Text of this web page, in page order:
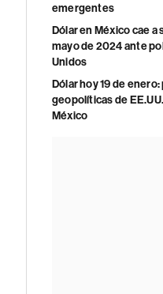
emergentes
Dólar en México cae
mayo de 2024 ante
Unidos
Dólar hoy 19 de
geopolíticas de
México